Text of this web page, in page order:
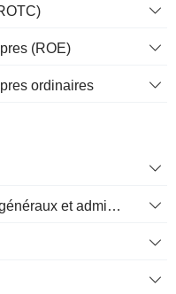
(ROE)
ordinaires
Marge après frais de vente, généraux et administratifs %